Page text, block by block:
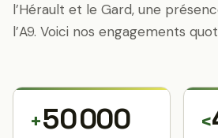
l’Hérault et le Gard, une
l’A9. Voici nos engagements
+50 000 <